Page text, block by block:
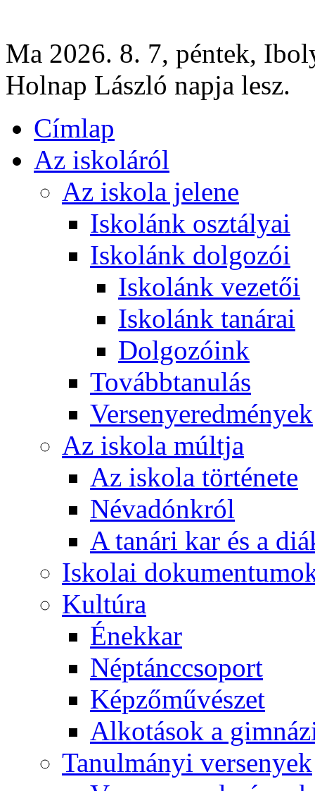
Ma 2026. 8. 7, péntek,
Holnap László napja lesz.
Címlap
Az iskoláról
Az iskola jelene
Iskolánk osztályai
Iskolánk dolgozói
Iskolánk vezetői
Iskolánk tanárai
Dolgozóink
Továbbtanulás
Versenyeredmények
Az iskola múltja
Az iskola története
Névadónkról
A tanári kar és a
Iskolai
Kultúra
Énekkar
Néptánccsoport
Képzőművészet
Alkotások a
Tanulmányi versenyek